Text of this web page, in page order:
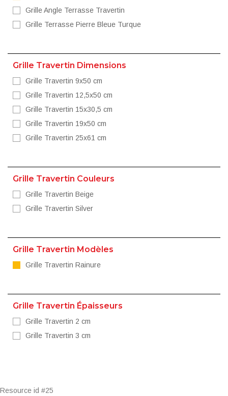
Grille Angle Terrasse Travertin
Grille Terrasse Pierre Bleue Turque
Grille Travertin Dimensions
Grille Travertin 9x50 cm
Grille Travertin 12,5x50 cm
Grille Travertin 15x30,5 cm
Grille Travertin 19x50 cm
Grille Travertin 25x61 cm
Grille Travertin Couleurs
Grille Travertin Beige
Grille Travertin Silver
Grille Travertin Modèles
Grille Travertin Rainure
Grille Travertin Épaisseurs
Grille Travertin 2 cm
Grille Travertin 3 cm
Resource id #25